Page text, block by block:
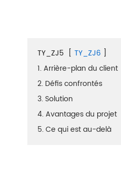
TY_ZJ5 [ TY_ZJ6 ]
1. Arrière-plan du client
2. Défis confrontés
3. Solution
4. Avantages du projet
5. Ce qui est au-delà